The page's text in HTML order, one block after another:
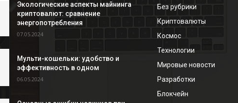
Экологические аспекты майнинга
криптовалют: сравнение
энергопотребления
07.05.2024
Мульти-кошельки: удобство и
эффективность в одном
06.05.2024
Без рубрики
Криптовалюты
Космос
Технологии
Мировые новости
Разработки
Блокчейн